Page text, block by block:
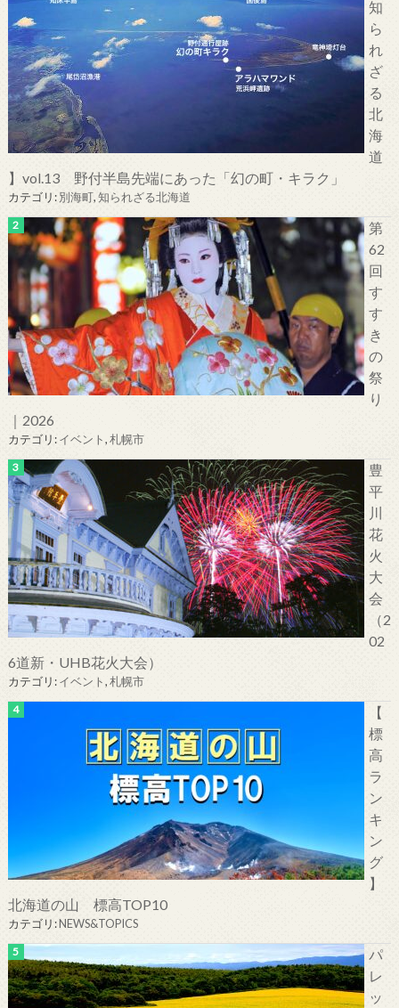
知
ら
れ
ざ
る
北
海
道
】vol.13 野付半島先端にあった「幻の町・キラク」
カテゴリ:別海町,知られざる北海道
第
62
回
す
す
き
の
祭
り
｜2026
カテゴリ:イベント,札幌市
豊
平
川
花
火
大
会
（2
02
6道新・UHB花火大会）
カテゴリ:イベント,札幌市
【
標
高
ラ
ン
キ
ン
グ
】
北海道の山 標高TOP10
カテゴリ:NEWS&TOPICS
パ
レ
ッ